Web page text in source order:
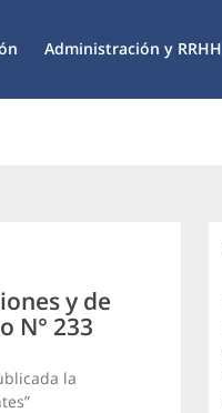
Administración y RRHH
y de
N° 233
la